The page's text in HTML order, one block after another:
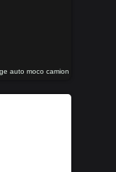
auto moco camion